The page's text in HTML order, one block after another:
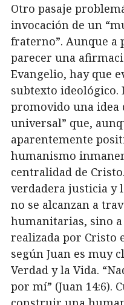
Otro pasaje
invocación de un
fraterno”. Aunque a
parecer una
Evangelio, hay que
subtexto ideológico.
promovido una idea
universal” que,
aparentemente
humanismo
centralidad de
verdadera justicia y
no se alcanzan a
humanitarias, sino a
realizada por Cristo
según Juan es muy
Verdad y la Vida.
por mí” (Juan 14:6).